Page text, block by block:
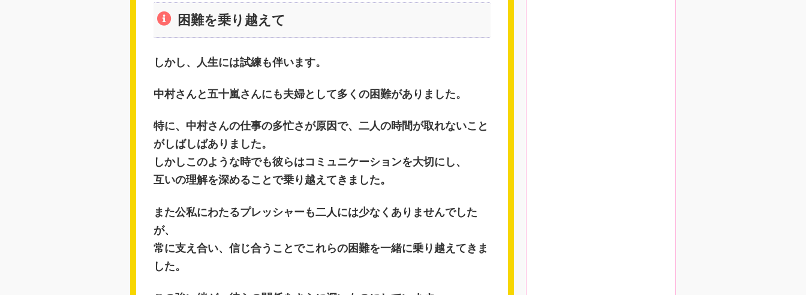
困難を乗り越えて
しかし、人生には試練も伴います。
中村さんと五十嵐さんにも夫婦として多くの困難がありました。
特に、中村さんの仕事の多忙さが原因で、二人の時間が取れないこと
がしばしばありました。
しかしこのような時でも彼らはコミュニケーションを大切にし、
互いの理解を深めることで乗り越えてきました。
また公私にわたるプレッシャーも二人には少なくありませんでした
が、
常に支え合い、信じ合うことでこれらの困難を一緒に乗り越えてきま
した。